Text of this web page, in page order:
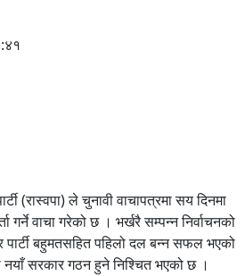
(रास्वपा) ले चुनावी वाचापत्रमा सय दिनमा
गर्ने वाचा गरेको छ । भर्खरै सम्पन्न निर्वाचनको
पार्टी बहुमतसहित पहिलो दल बन्न सफल भएको
सरकार गठन हुने निश्चित भएको छ ।